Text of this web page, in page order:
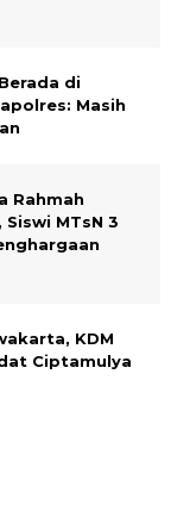
di
Masih
Rahmah
MTsN 3
KDM
Ciptamulya